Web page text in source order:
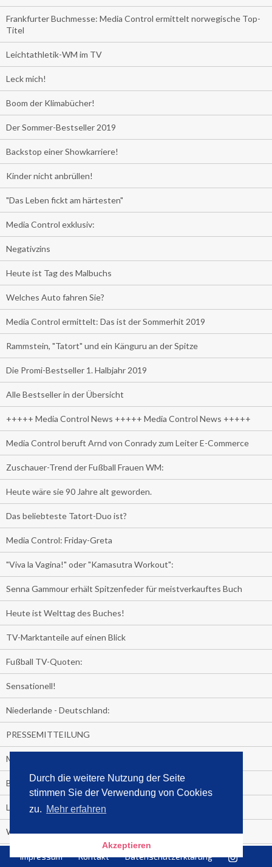
Durch die weitere Nutzung der Seite
stimmen Sie der Verwendung von Cookies
zu. Mehr erfahren
Akzeptieren
Frankfurter Buchmesse: Media Control ermittelt norwegische Top-
Titel
Leichtathletik-WM im TV
Leck mich!
Boom der Klimabücher!
Der Sommer-Bestseller 2019
Backstop einer Showkarriere!
Kinder nicht anbrüllen!
"Das Leben fickt am härtesten"
Media Control exklusiv:
Negativzins
Heute ist Tag des Malbuchs
Welches Auto fahren Sie?
Media Control ermittelt: Das ist der Sommerhit 2019
Rammstein, "Tatort" und ein Känguru an der Spitze
Die Promi-Bestseller 1. Halbjahr 2019
Alle Bestseller in der Übersicht
+++++ Media Control News +++++ Media Control News +++++
Media Control beruft Arnd von Conrady zum Leiter E-Commerce
Zuschauer-Trend der Fußball Frauen WM:
Heute wäre sie 90 Jahre alt geworden.
Das beliebteste Tatort-Duo ist?
Media Control: Friday-Greta
"Viva la Vagina!" oder "Kamasutra Workout":
Senna Gammour erhält Spitzenfeder für meistverkauftes Buch
Heute ist Welttag des Buches!
TV-Marktanteile auf einen Blick
Fußball TV-Quoten:
Sensationell!
Niederlande - Deutschland:
PRESSEMITTEILUNG
Media Control eBook-Panel
BIATHLON-WM im TV
Lagerfelds N°5
Wer schaut täglich fast sieben Stunden Fernsehen?
Es Pilchert allerorten
Impressum Kontakt Datenschutzerklärung